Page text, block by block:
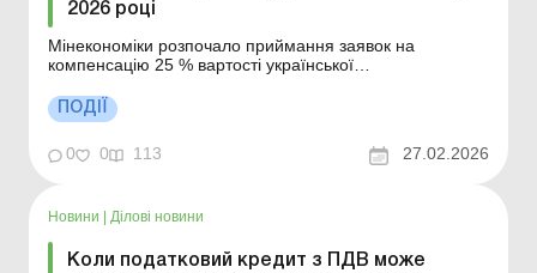
2026 році
Мінекономіки розпочало приймання заявок на
компенсацію 25 % вартості української
вартості української промислової техніки та
обладнання у 2026 році. Більше за темою: Компенсація
від держави за придбання сільгосптехніки: нюанси
оподаткування та...
ПОДІЇ
0 0 113 27.02.2026
Новини | Ділові новини
Коли податковий кредит з ПДВ може